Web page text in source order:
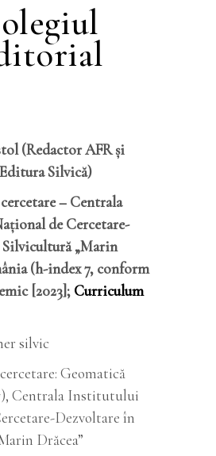
(Redactor AFR și
Silvică)
– Centrala
de Cercetare-
„Marin
(h-index 7, conform
[2023]; Curriculum
silvic
Geomatică
Centrala Institutului
Dezvoltare în
Drăcea”